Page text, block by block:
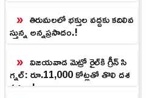
తిరుమలలో భక్తుల వద్దకు కదిలివ
స్తున్న అన్నప్రసాదం.!
విజయవాడ మెట్రో రైల్‌కి గ్రీన్ సి
గ్నల్: రూ.11,000 కోట్లతో తొలి దశ
పనులు!